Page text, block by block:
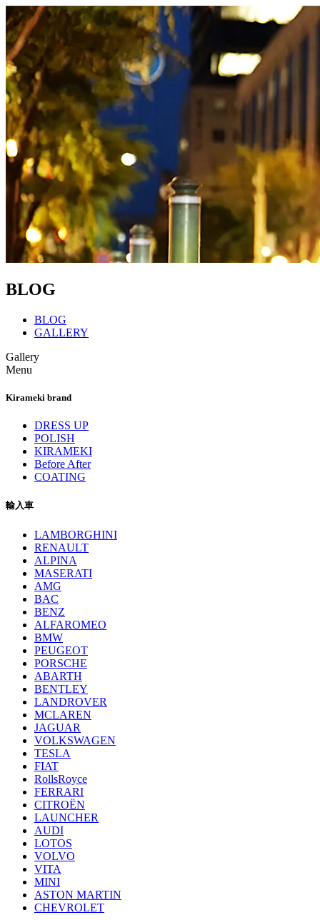
BLOG
BLOG
GALLERY
Gallery
Menu
Kirameki brand
DRESS UP
POLISH
KIRAMEKI
Before After
COATING
輸入車
LAMBORGHINI
RENAULT
ALPINA
MASERATI
AMG
BAC
BENZ
ALFAROMEO
BMW
PEUGEOT
PORSCHE
ABARTH
BENTLEY
LANDROVER
MCLAREN
JAGUAR
VOLKSWAGEN
TESLA
FIAT
RollsRoyce
FERRARI
CITROËN
LAUNCHER
AUDI
LOTOS
VOLVO
VITA
MINI
ASTON MARTIN
CHEVROLET